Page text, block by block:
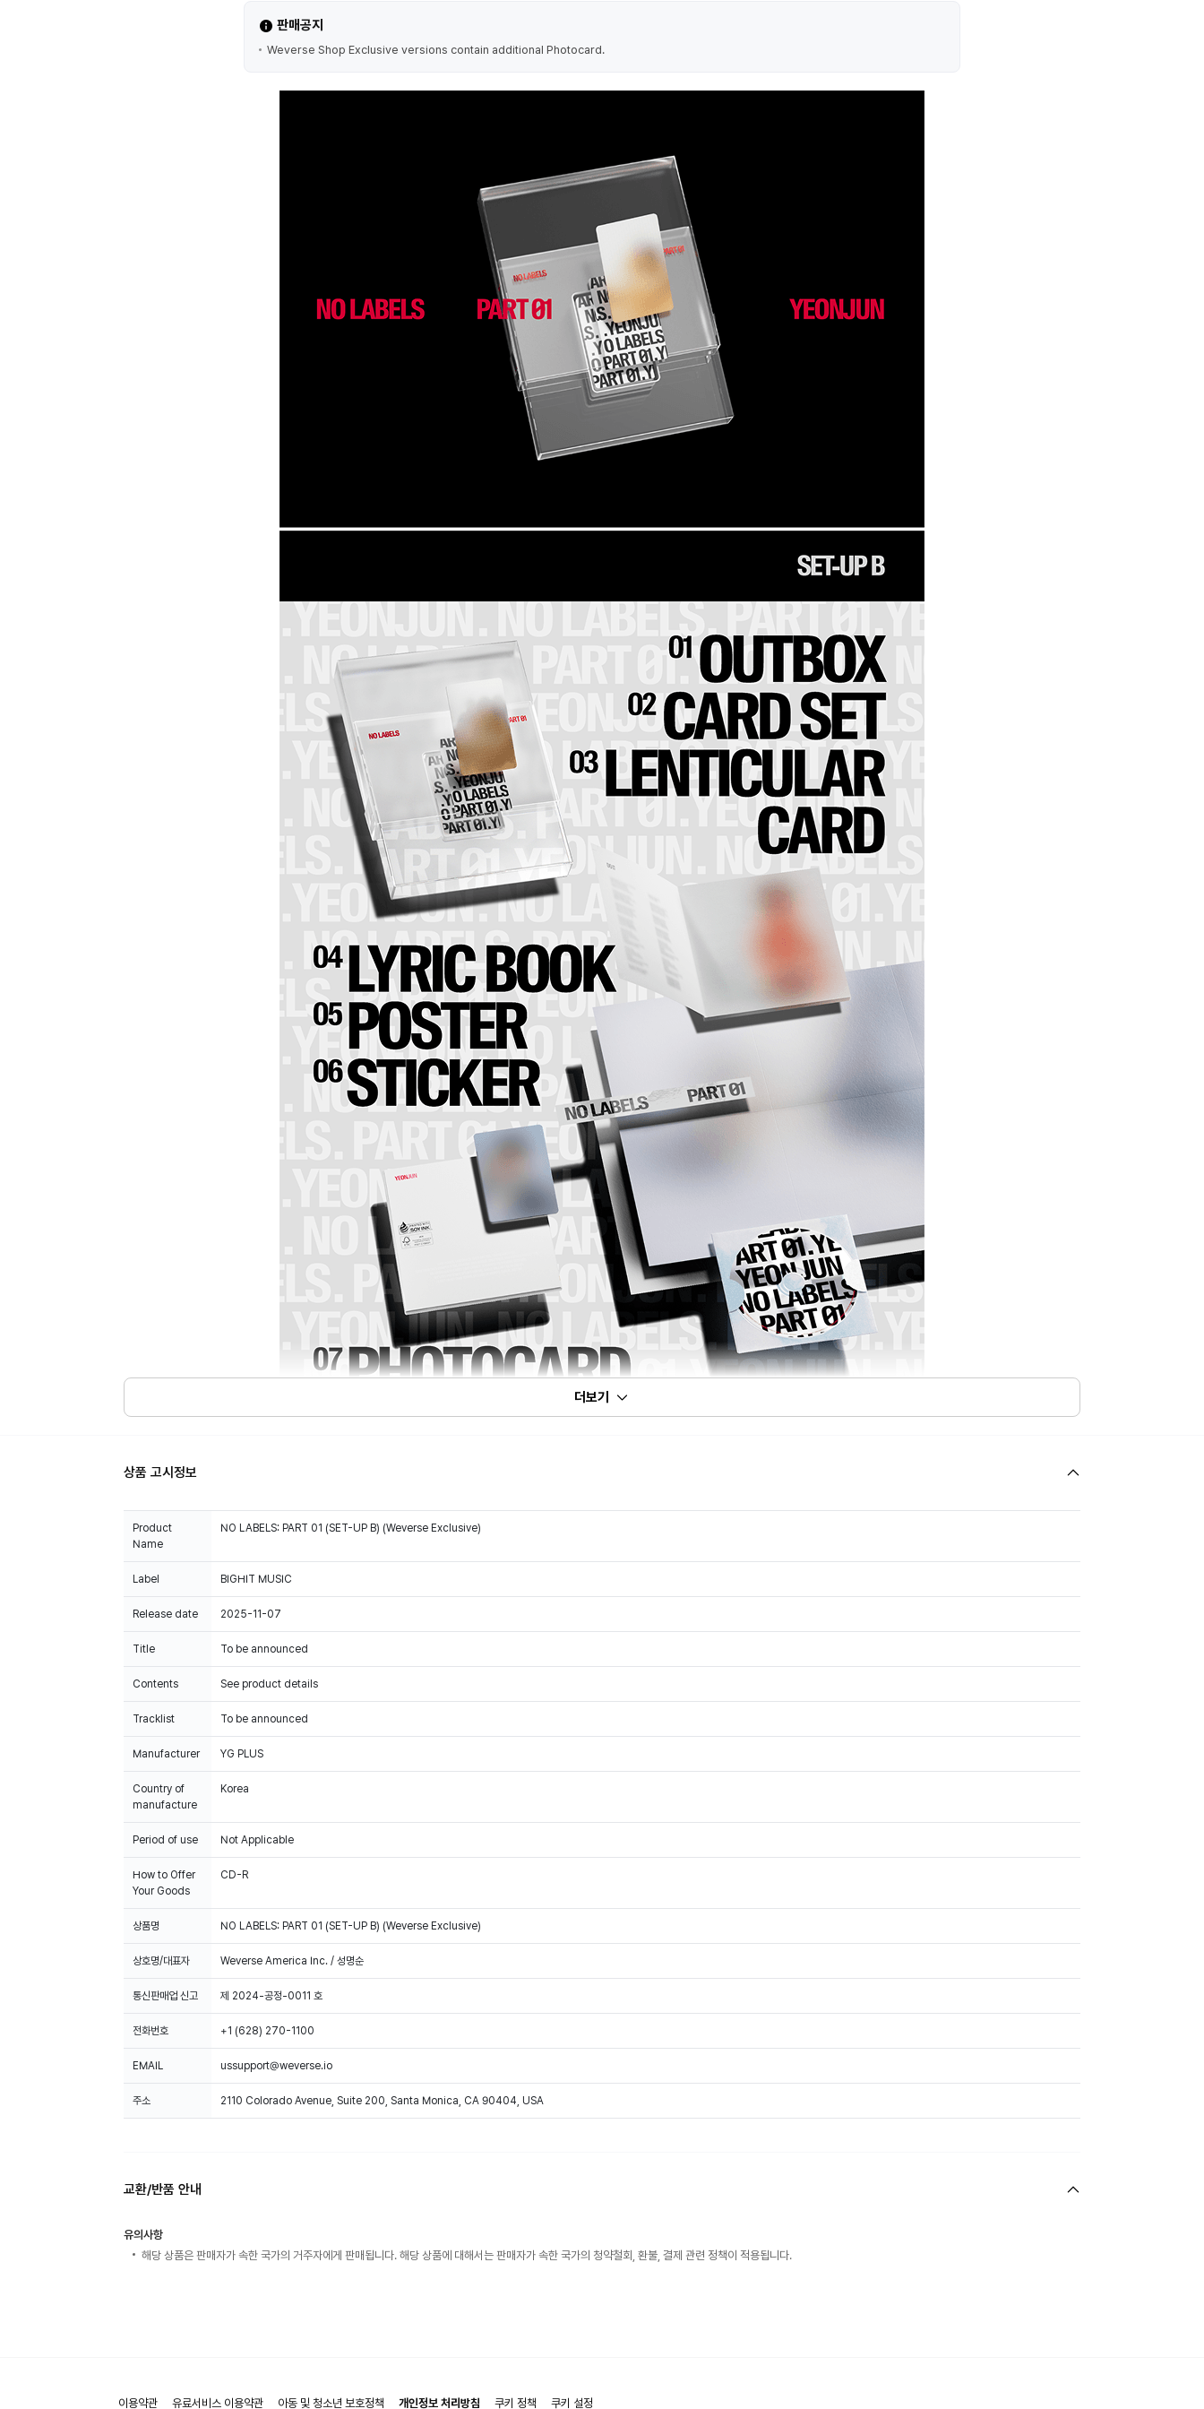
판매공지
Weverse Shop Exclusive versions contain additional Photocard.
더보기
상품 고시정보
Product
Name
NO LABELS: PART 01 (SET-UP B) (Weverse Exclusive)
Label BIGHIT MUSIC
Release date 2025-11-07
Title To be announced
Contents See product details
Tracklist To be announced
Manufacturer YG PLUS
Country of
manufacture
Korea
Period of use Not Applicable
How to Offer
Your Goods
CD-R
상품명 NO LABELS: PART 01 (SET-UP B) (Weverse Exclusive)
상호명/대표자 Weverse America Inc. / 성명순
통신판매업 신고 제 2024-공정-0011 호
전화번호 +1 (628) 270-1100
EMAIL ussupport@weverse.io
주소 2110 Colorado Avenue, Suite 200, Santa Monica, CA 90404, USA
교환/반품 안내
유의사항
해당 상품은 판매자가 속한 국가의 거주자에게 판매됩니다. 해당 상품에 대해서는 판매자가 속한 국가의 청약철회, 환불, 결제 관련 정책이 적용됩니다.
이용약관 유료서비스 이용약관 아동 및 청소년 보호정책 개인정보 처리방침 쿠키 정책 쿠키 설정